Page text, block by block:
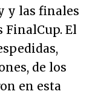
y las finales
FinalCup. El
de los
en esta